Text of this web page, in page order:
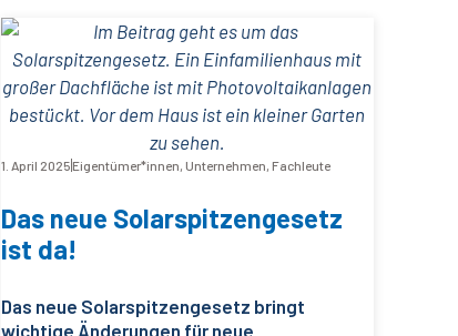
Das neue Solarspitzengesetz
ist da!
1. April 2025Eigentümer*innen ,Unternehmen ,Fachleute
Das neue Solarspitzengesetz bringt
wichtige Änderungen für neue